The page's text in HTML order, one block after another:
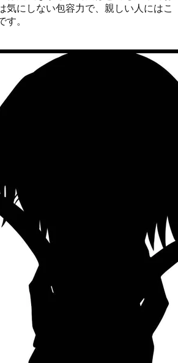
気にしない包容力で、親しい人にはこ
す。